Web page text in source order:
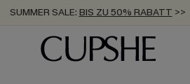
SUMMER SALE: BIS ZU 50% RABATT >>
NEWSLETTER:BIS ZU -20% EXTRA
KOSTENLOSER VERSAND AB 89 €